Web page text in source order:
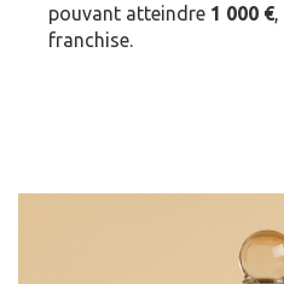
pouvant atteindre 1 000 €
franchise.